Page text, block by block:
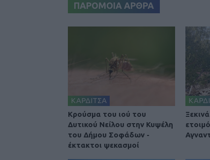
ΠΑΡΟΜΟΙΑ ΑΡΘΡΑ
ΚΑΡΔΙΤΣΑ
Κρούσμα του ιού του
Δυτικού Νείλου στην Κυψέλη
του Δήμου Σοφάδων -
έκτακτοι ψεκασμοί